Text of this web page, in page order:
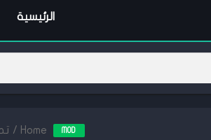
الرئيسية
MOD
Home
/